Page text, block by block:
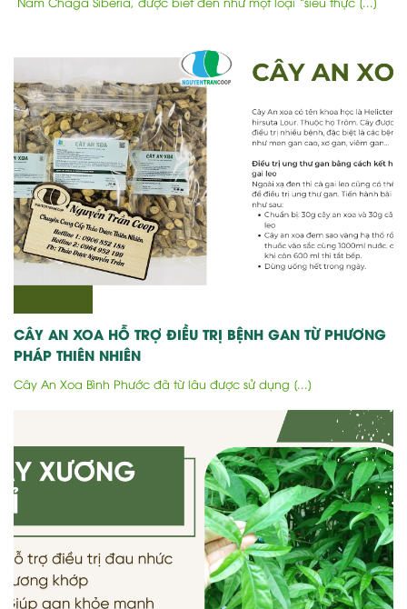
CÂY AN XOA HỖ TRỢ ĐIỀU TRỊ BỆNH GAN TỪ PHƯƠNG
PHÁP THIÊN NHIÊN
Cây An Xoa Bình Phước đã từ lâu được sử dụng [...]